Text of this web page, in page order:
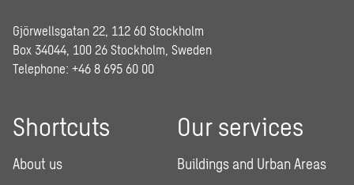
Gjörwellsgatan 22, 112 60 Stockholm
Box 34044, 100 26 Stockholm, Sweden
Telephone: +46 8 695 60 00
Shortcuts
About us
Our services
Buildings and Urban Areas